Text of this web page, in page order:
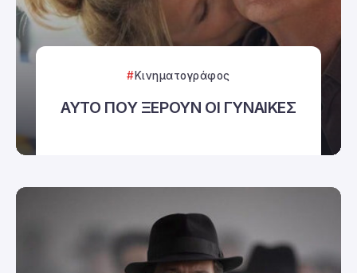
Κινηματογράφος
ΑΥΤΟ ΠΟΥ ΞΕΡΟΥΝ ΟΙ ΓΥΝΑΙΚΕΣ